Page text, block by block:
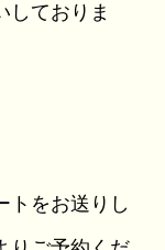
しておりま
トをお送りし